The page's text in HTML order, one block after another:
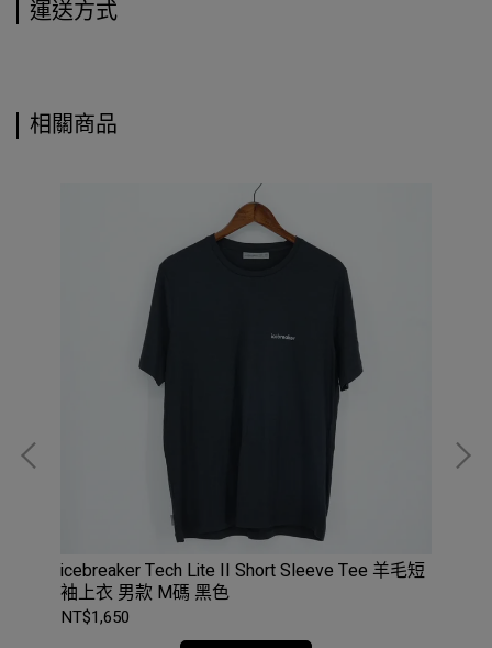
運送方式
相關商品
icebreaker Tech Lite II Short Sleeve Tee 羊毛短
袖上衣 男款 M碼 黑色
NT$1,650